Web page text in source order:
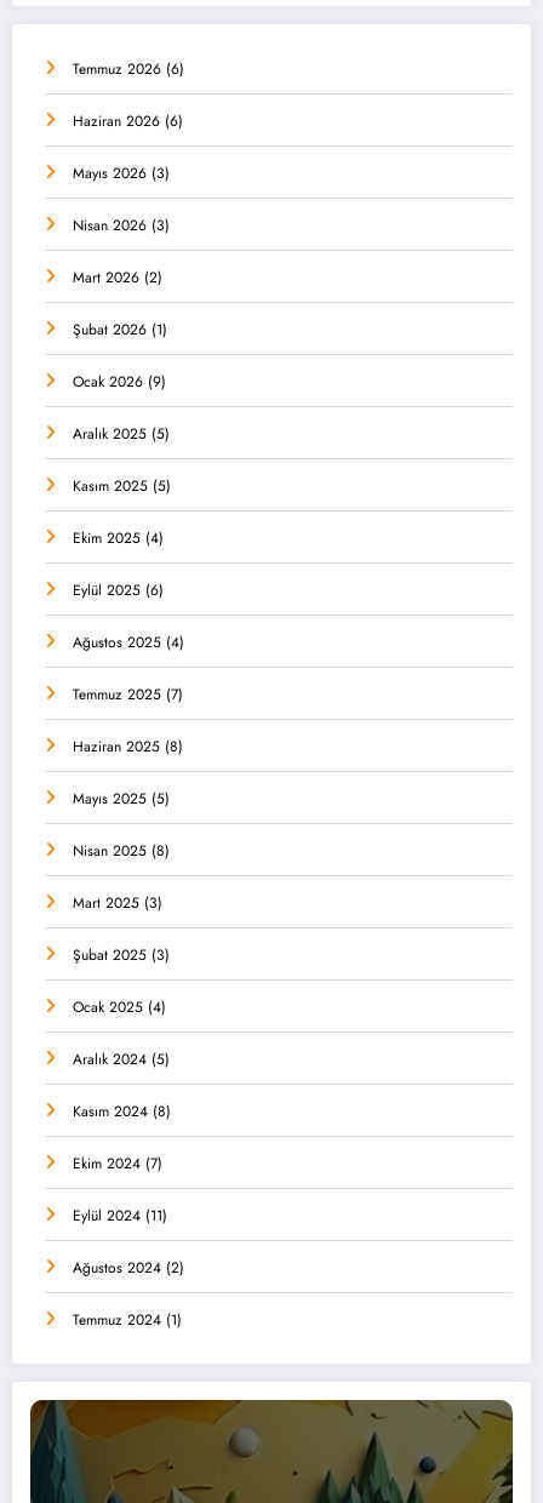
Temmuz 2026 (6)
Haziran 2026 (6)
Mayıs 2026 (3)
Nisan 2026 (3)
Mart 2026 (2)
Şubat 2026 (1)
Ocak 2026 (9)
Aralık 2025 (5)
Kasım 2025 (5)
Ekim 2025 (4)
Eylül 2025 (6)
Ağustos 2025 (4)
Temmuz 2025 (7)
Haziran 2025 (8)
Mayıs 2025 (5)
Nisan 2025 (8)
Mart 2025 (3)
Şubat 2025 (3)
Ocak 2025 (4)
Aralık 2024 (5)
Kasım 2024 (8)
Ekim 2024 (7)
Eylül 2024 (11)
Ağustos 2024 (2)
Temmuz 2024 (1)